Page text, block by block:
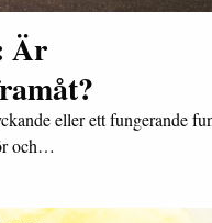
Är
eller ett fungerande
och…